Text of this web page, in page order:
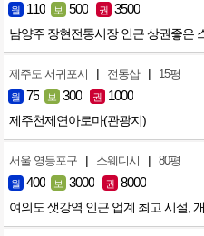
월 110 보 500 권 3500
남양주 장현전통시장 인근 상권좋은
제주도 서귀포시 | 전통샵 | 15평
월 75 보 300 권 1000
제주천제연아로마(관광지)
서울 영등포구 | 스웨디시 | 80평
월 400 보 3000 권 8000
여의도 샛강역 인근 업계 최고 시설,